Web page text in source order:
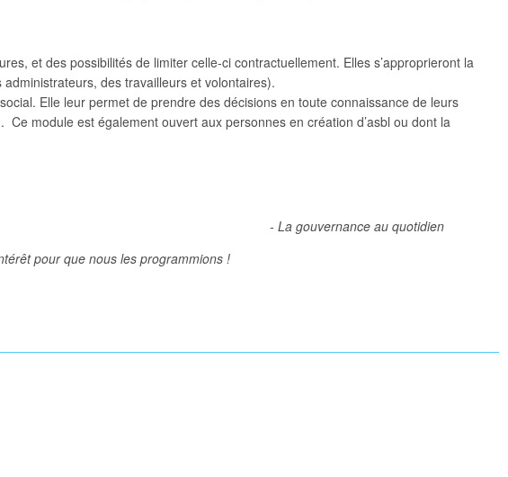
et des possibilités de limiter celle-ci contractuellement. Elles s’approprieront la
des travailleurs et volontaires).
Elle leur permet de prendre des décisions en toute connaissance de leurs
module est également ouvert aux personnes en création d’asbl ou dont la
asbl - La gouvernance au quotidien
pour que nous les programmions !